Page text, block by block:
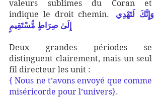
valeurs sublimes du Coran et
indique le droit chemin.
إِلَىٰ صِرَاطٍ مُّسْتَقِيمٍ
Deux grandes périodes se
distinguent clairement, mais un seul
fil directeur les unit :
{ Nous ne t’avons envoyé que comme
miséricorde pour l’univers}.